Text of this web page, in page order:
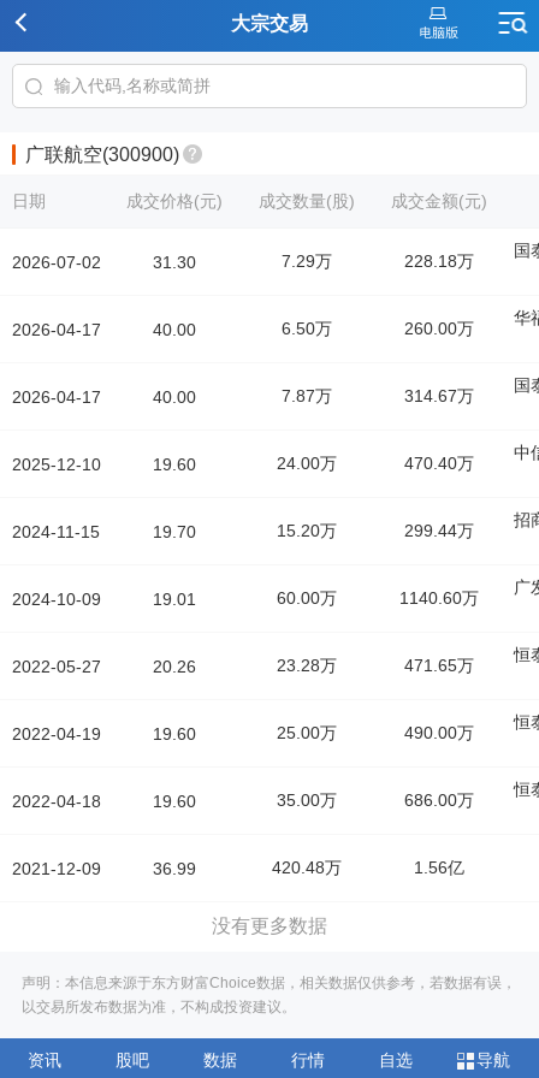
大宗交易
广联航空(300900)
日期
2026-07-02
2026-04-17
2026-04-17
2025-12-10
2024-11-15
2024-10-09
2022-05-27
2022-04-19
2022-04-18
2021-12-09
成交价格(元) 成交数量(股) 成交金额(元)
31.30 7.29万 228.18万
国
40.00 6.50万 260.00万
华
40.00 7.87万 314.67万
国
19.60 24.00万 470.40万
中
19.70 15.20万 299.44万
招
19.01 60.00万 1140.60万
广
20.26 23.28万 471.65万
恒
19.60 25.00万 490.00万
恒
19.60 35.00万 686.00万
恒
36.99 420.48万 1.56亿
没有更多数据
声明：本信息来源于东方财富Choice数据，相关数据仅供参考，若数据有误，
以交易所发布数据为准，不构成投资建议。
资讯 股吧 数据 行情 自选 导航